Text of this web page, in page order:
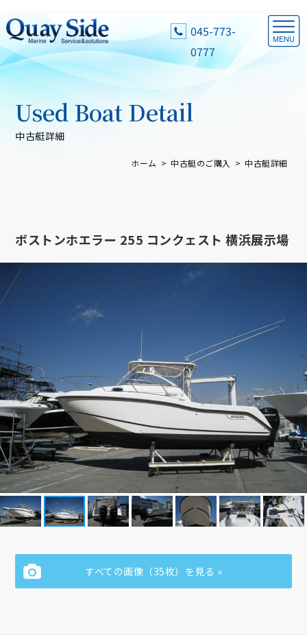
045-773-
0777
中古艇詳細
Used Boat Detail
ホーム 中古艇のご購入 中古艇詳細
ボストンホエラー 255 コンクェスト 横浜展示場
すべての画像（35枚）を見る »